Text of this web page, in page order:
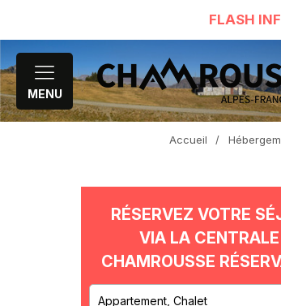
FLASH
MENU
Accueil /
RÉSERVEZ VOTRE
VIA LA
CHAMROUSSE